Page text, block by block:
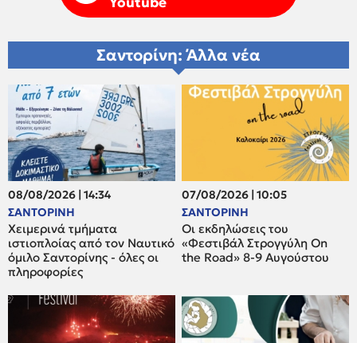
Σαντορίνη: Άλλα νέα
08/08/2026 | 14:34
ΣΑΝΤΟΡΙΝΗ
Χειμερινά τμήματα
ιστιοπλοίας από τον Ναυτικό
όμιλο Σαντορίνης - όλες οι
πληροφορίες
07/08/2026 | 10:05
ΣΑΝΤΟΡΙΝΗ
Οι εκδηλώσεις του
«Φεστιβάλ Στρογγύλη On
the Road» 8-9 Αυγούστου